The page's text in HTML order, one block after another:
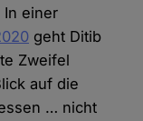
In einer
geht Ditib
Zweifel
auf die
… nicht